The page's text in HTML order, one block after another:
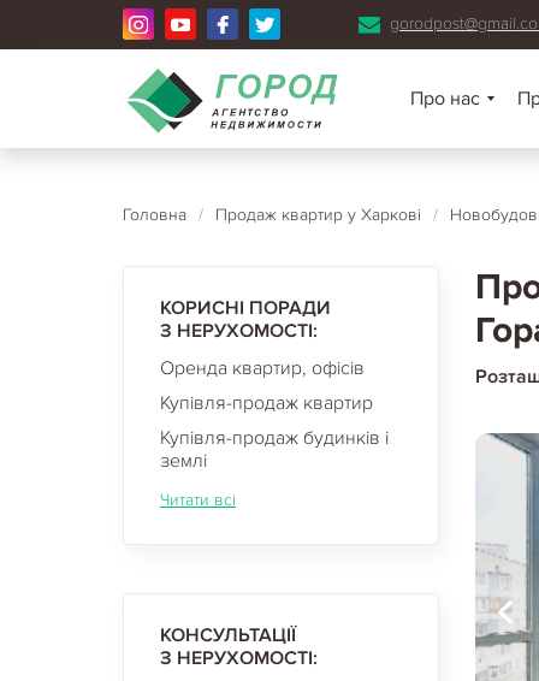
Про нас
Головна / Продаж квартир у Харкові /
КОРИСНІ ПОРАДИ
З НЕРУХОМОСТІ:
Оренда квартир, офісів
Купівля-продаж квартир
Купівля-продаж будинків і
землі
Читати всі
КОНСУЛЬТАЦІЇ
З НЕРУХОМОСТІ: